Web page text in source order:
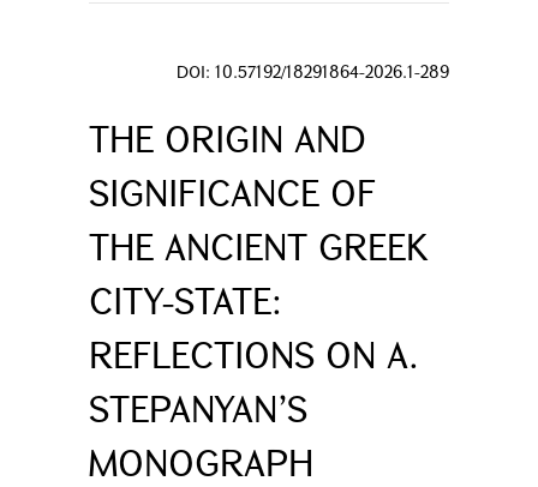
DOI: 10.57192/18291864-2026.1-289
THE ORIGIN AND
SIGNIFICANCE OF
THE ANCIENT GREEK
CITY-STATE:
REFLECTIONS ON A.
STEPANYAN’S
MONOGRAPH